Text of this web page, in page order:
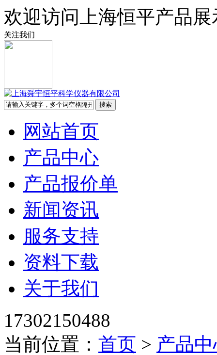
欢迎访问上海恒平产品展
关注我们
网站首页
产品中心
产品报价单
新闻资讯
服务支持
资料下载
关于我们
17302150488
当前位置： 首页 > 产品